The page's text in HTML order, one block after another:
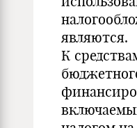
являются.
К